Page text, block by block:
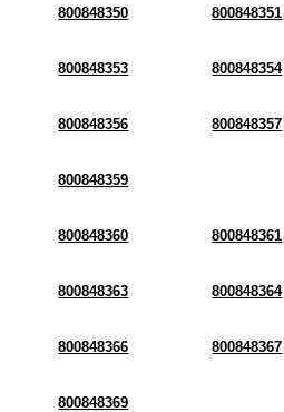
800848350 800848351
800848353 800848354
800848356 800848357
800848359
800848360 800848361
800848363 800848364
800848366 800848367
800848369